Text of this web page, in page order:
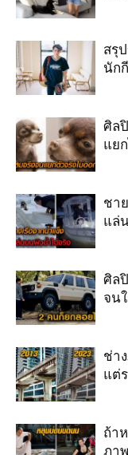
สรุ
นัก
ศิล
แย
ชา
แล่
ศิล
จน
ช่า
แต่
ถ้า
ภา